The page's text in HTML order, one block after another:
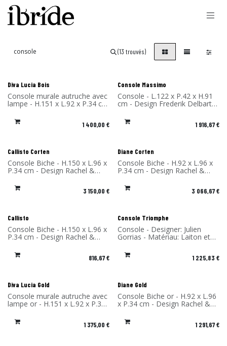
Se rendre au contenu
(13 trouvés)
Diva Lucia Bois
Console murale autruche avec
lampe - H.151 x L.92 x P.34 cm
- Design Rachel & Benoît
Convers - Matériau: Chêne -
Fabriqué en France 1 400,00 €
Nouveau !
Console Massimo
Console - L.122 x P.42 x H.91
cm - Design Frederik Delbart -
Matériaux: Chêne massif et
FENIX® - Fabriqué en France
1 916,67€
Callisto Corten
Console Biche - H.150 x L.96 x
P.34 cm - Design Rachel &
Benoît Convers - Matériau:
Acier Corten - Fabriqué en
France 3 150,00 €
Diane Corten
Console Biche - H.92 x L.96 x
P.34 cm - Design Rachel &
Benoît Convers - Matériau:
Acier Corten - Fabriqué en
France 3 066,67€
Callisto
Console Biche - H.150 x L.96 x
P.34 cm - Design Rachel &
Benoît Convers - Matériau:
Stratifié massif - Fabriqué en
France 816,67€
Console Triomphe
Console - Designer: Julien
Gorrias - Matériau: Laiton et
en France
1 225,83 €
Diva Lucia Gold
Console murale autruche avec
lampe or - H.151 x L.92 x P.34
cm - Design Rachel & Benoît
Convers - Matériau: Stratifié
massif - Fabriqué en France
1 375,00 €
Diane Gold
Console Biche or - H.92 x L.96
x P.34 cm - Design Rachel &
Benoît Convers - Matériau:
Stratifié massif - Fabriqué en
France 1 291,67€